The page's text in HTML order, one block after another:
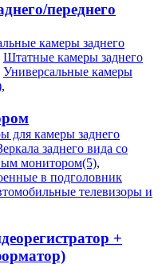
переднего
камеры заднего
Штатные камеры заднего
Универсальные камеры
,
для камеры заднего
заднего вида со
монитором(5),
в подголовник
телевизоры и
+